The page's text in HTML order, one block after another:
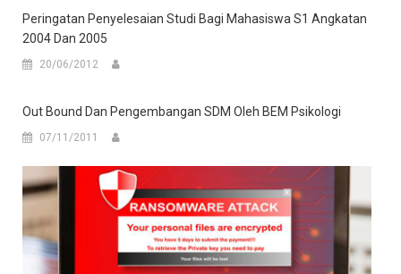
Peringatan Penyelesaian Studi Bagi Mahasiswa S1 Angkatan
2004 Dan 2005
20/06/2012
Out Bound Dan Pengembangan SDM Oleh BEM Psikologi
07/11/2011